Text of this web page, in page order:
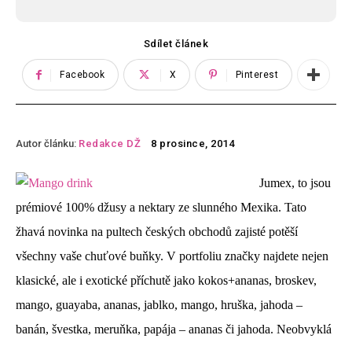
Sdílet článek
Facebook X Pinterest
Autor článku: Redakce DŽ 8 prosince, 2014
Jumex, to jsou
prémiové 100% džusy a nektary ze slunného Mexika. Tato
žhavá novinka na pultech českých obchodů zajisté potěší
všechny vaše chuťové buňky. V portfoliu značky najdete nejen
klasické, ale i exotické příchutě jako kokos+ananas, broskev,
mango, guayaba, ananas, jablko, mango, hruška, jahoda –
banán, švestka, meruňka, papája – ananas či jahoda. Neobvyklá